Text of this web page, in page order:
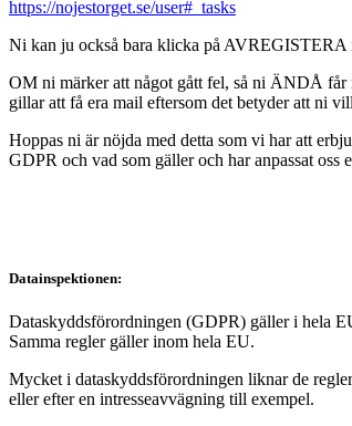
https://nojestorget.se/user#_tasks
Ni kan ju också bara klicka på AVREGISTERA
OM ni märker att något gått fel, så ni ÄNDÅ
gillar att få era mail eftersom det betyder att ni
Hoppas ni är nöjda med detta som vi har att
GDPR och vad som gäller och har anpassat oss
Datainspektionen:
Dataskyddsförordningen (GDPR) gäller i hela
Samma regler gäller inom hela EU.
Mycket i dataskyddsförordningen liknar de
eller efter en intresseavvägning till exempel.